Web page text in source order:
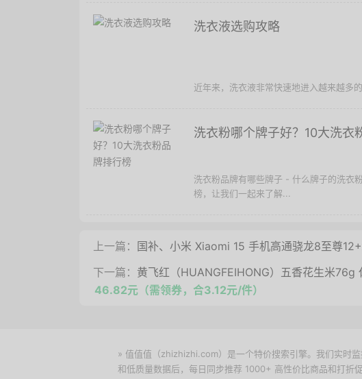
洗衣液选购攻略
近年来，洗衣液非常快速地进入越来越多
洗衣粉哪个牌子好？10大洗衣
洗衣粉品牌有哪些牌子 - 什么牌子的洗衣
榜，让我们一起来了解...
上一篇： 国补、小米 Xiaomi 15 手机高通骁龙8至尊
下一篇： 黄飞红（HUANGFEIHONG）五香花生米
46.82元（需领券，合3.12元/件）
» 值值值（zhizhizhi.com）是一个特价搜索引擎。我们实时
和低质量数据后，每日同步推荐 1000+ 高性价比商品和打折